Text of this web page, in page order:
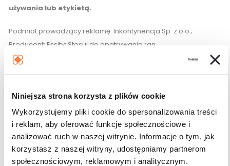
Niniejsza strona korzysta z plików cookie
Wykorzystujemy pliki cookie do spersonalizowania treści
i reklam, aby oferować funkcje społecznościowe i
analizować ruch w naszej witrynie. Informacje o tym, jak
korzystasz z naszej witryny, udostępniamy partnerom
społecznościowym, reklamowym i analitycznym.
używania lub etykietą.
Podmiot prowadzący reklamę: Inkontynencja Sp. z o.o.;
Producent: Essity; Stosuj do opatrywania ran.
Karta odpowiedzialności
Podobne produkty